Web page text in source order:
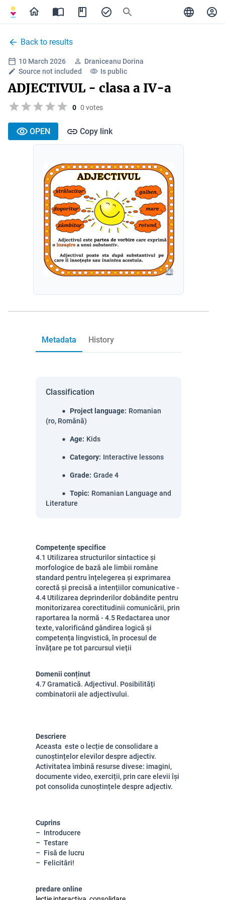
Back to results
10 March 2026
Draniceanu Dorina
Source not included
Is public
ADJECTIVUL - clasa a IV-a
0 0 votes
OPEN Copy link
Metadata History
Classification
Project language: Romanian
(ro, Română)
Age: Kids
Category: Interactive lessons
Grade: Grade 4
Topic: Romanian Language and
Literature
Competențe specifice
4.1 Utilizarea structurilor sintactice și
morfologice de bază ale limbii române
standard pentru înțelegerea și exprimarea
corectă și precisă a intențiilor comunicative -
4.4 Utilizarea deprinderilor dobândite pentru
monitorizarea corectitudinii comunicării, prin
raportarea la normă - 4.5 Redactarea unor
texte, valorificând gândirea logică și
competența lingvistică, în procesul de
învățare pe tot parcursul vieții
Domenii conținut
4.7 Gramatică. Adjectivul. Posibilități
combinatorii ale adjectivului.
Descriere
Aceasta este o lecție de consolidare a
cunoștințelor elevilor despre adjectiv.
Activitatea îmbină resurse divese: imagini,
documente video, exerciții, prin care elevii își
pot consolida cunoștințele despre adjectiv.
Cuprins
Introducere
Testare
Fisă de lucru
Felicitări!
predare online